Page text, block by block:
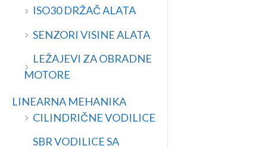
ISO30 DRŽAČ ALATA
SENZORI VISINE ALATA
LEŽAJEVI ZA OBRADNE
MOTORE
LINEARNA MEHANIKA
CILINDRIČNE VODILICE
SBR VODILICE SA